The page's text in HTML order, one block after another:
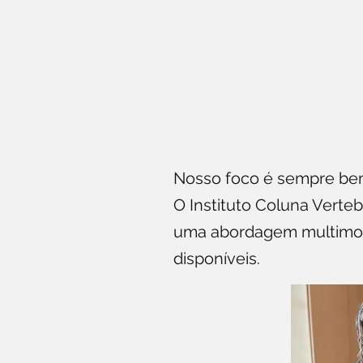
Nosso foco é sempre
O Instituto Coluna
uma abordagem
disponíveis.